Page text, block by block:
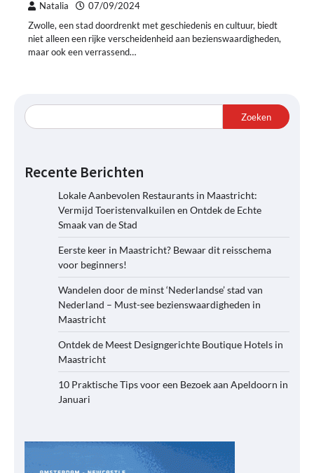
Natalia 07/09/2024
Zwolle, een stad doordrenkt met geschiedenis en cultuur, biedt
niet alleen een rijke verscheidenheid aan bezienswaardigheden,
maar ook een verrassend…
Zoeken
Recente Berichten
Lokale Aanbevolen Restaurants in Maastricht:
Vermijd Toeristenvalkuilen en Ontdek de Echte
Smaak van de Stad
Eerste keer in Maastricht? Bewaar dit reisschema
voor beginners!
Wandelen door de minst ‘Nederlandse’ stad van
Nederland – Must-see bezienswaardigheden in
Maastricht
Ontdek de Meest Designgerichte Boutique Hotels in
Maastricht
10 Praktische Tips voor een Bezoek aan Apeldoorn in
Januari